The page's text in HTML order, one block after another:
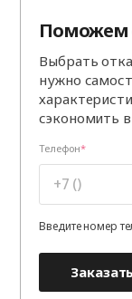
Поможем
Выбрать
нужно
сэкономить
Телефон
Введите номер